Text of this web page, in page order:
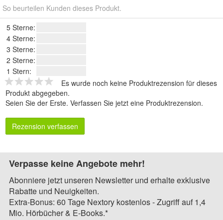
So beurteilen Kunden dieses Produkt.
5 Sterne:
4 Sterne:
3 Sterne:
2 Sterne:
1 Stern:
Es wurde noch keine Produktrezension für dieses
Produkt abgegeben.
Seien Sie der Erste. Verfassen Sie jetzt eine Produktrezension.
Rezension verfassen
Verpasse keine Angebote mehr!
Abonniere jetzt unseren Newsletter und erhalte exklusive
Rabatte und Neuigkeiten.
Extra-Bonus: 60 Tage Nextory kostenlos - Zugriff auf 1,4
Mio. Hörbücher & E-Books.*